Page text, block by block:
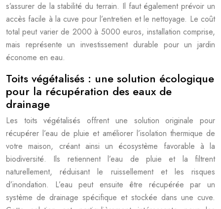
s’assurer de la stabilité du terrain. Il faut également prévoir un
accès facile à la cuve pour l’entretien et le nettoyage. Le coût
total peut varier de 2000 à 5000 euros, installation comprise,
mais représente un investissement durable pour un jardin
économe en eau.
Toits végétalisés : une solution écologique
pour la récupération des eaux de
drainage
Les toits végétalisés offrent une solution originale pour
récupérer l’eau de pluie et améliorer l’isolation thermique de
votre maison, créant ainsi un écosystème favorable à la
biodiversité. Ils retiennent l’eau de pluie et la filtrent
naturellement, réduisant le ruissellement et les risques
d’inondation. L’eau peut ensuite être récupérée par un
système de drainage spécifique et stockée dans une cuve.